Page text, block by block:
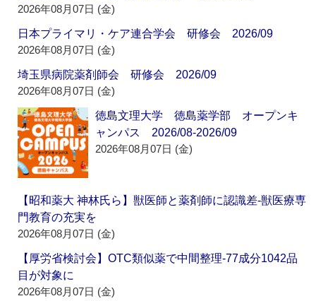
2026年08月07日 (金)
日本プライマリ・ケア連合学会 研修会 2026/09
2026年08月07日 (金)
埼玉県病院薬剤師会 研修会 2026/09
2026年08月07日 (金)
徳島文理大学 徳島薬学部 オープンキ
ャンパス 2026/08-2026/09
2026年08月07日 (金)
【昭和薬大 神林氏ら】獣医師と薬剤師に認識差‐獣医療専
門教育の充実を
2026年08月07日 (金)
【厚労省検討会】OTC類似薬で中間整理‐77成分1042品
目が対象に
2026年08月07日 (金)